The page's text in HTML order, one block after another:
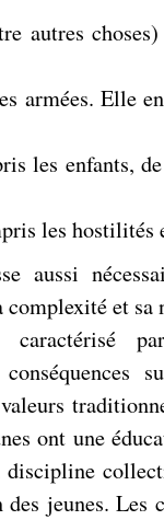
autres
armées. Elle
les enfants, de
les hostilités
aussi
complexité et sa
caractérisé
conséquences
ont une
des jeunes.